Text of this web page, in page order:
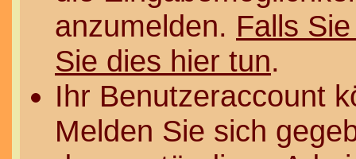
anzumelden. Falls
Sie dies hier tun.
Ihr Benutzeraccount
Melden Sie sich